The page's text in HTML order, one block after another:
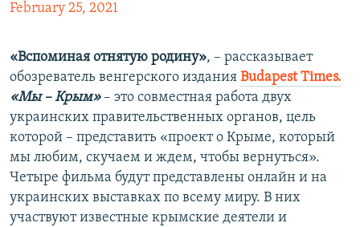
February 25, 2021
«Вспоминая отнятую родину», – рассказывает
обозреватель венгерского издания Вudapest Тimes.
«Мы – Крым» – это совместная работа двух
украинских правительственных органов, цель
которой – представить «проект о Крыме, который
мы любим, скучаем и ждем, чтобы вернуться».
Четыре фильма будут представлены онлайн и на
украинских выставках по всему миру. В них
участвуют известные крымские деятели и